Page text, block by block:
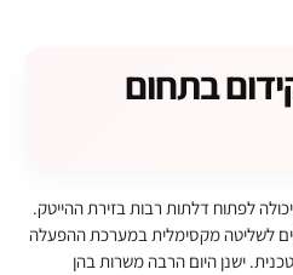
בתחום
לשליטה מקסימלית במערכת ההפעלה
ישנן היום הרבה משרות בהן